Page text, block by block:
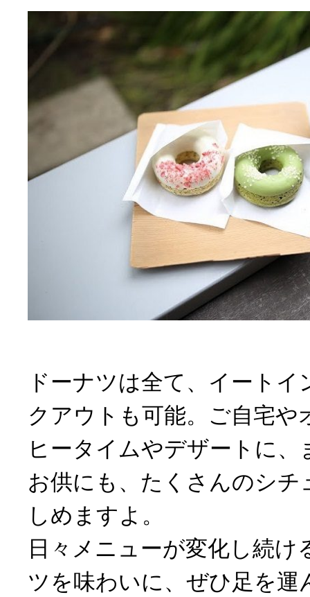
ドーナツは全て、イート
クアウトも可能。ご自宅や
ヒータイムやデザートに、
お供にも、たくさんのシチ
しめますよ。
日々メニューが変化し続け
ツを味わいに、ぜひ足を運